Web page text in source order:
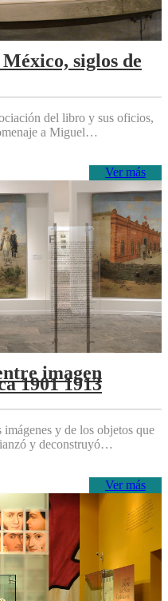
siglos de
del libro y sus oficios,
a Miguel…
Ver más
imagen
1901 1913
y de los objetos que
y deconstruyó…
Ver más